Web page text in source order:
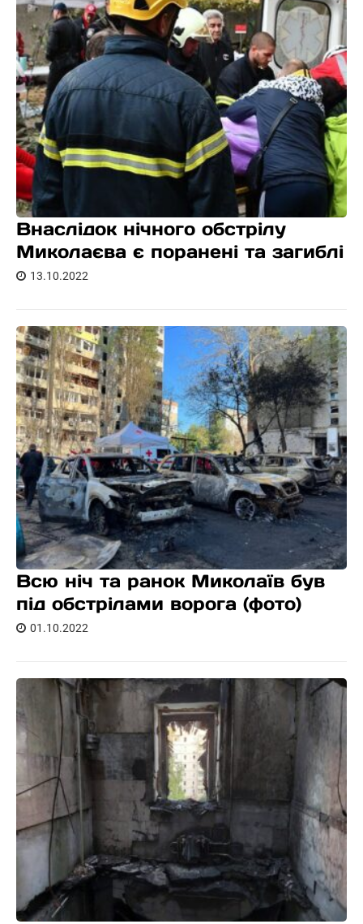
Внаслідок нічного обстрілу
Миколаєва є поранені та загиблі
13.10.2022
Всю ніч та ранок Миколаїв був
під обстрілами ворога (фото)
01.10.2022